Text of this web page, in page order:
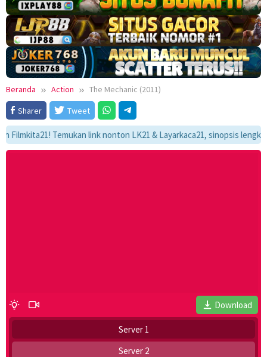
Beranda Action
The Mechanic (2011)
Sharer
Tweet
Temukan link nonton LK21 & Layarkaca21, sinopsis
Download
Server 1
Server 2